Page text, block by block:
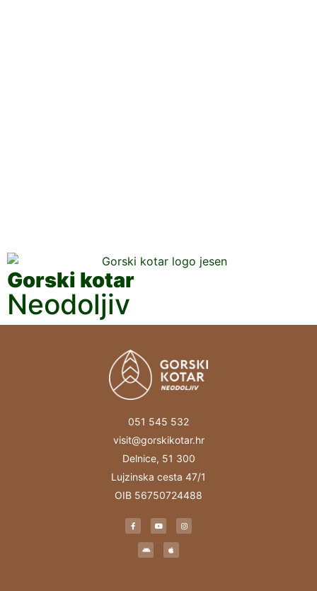
Gorski kotar
Neodoljiv
051 545 532
visit@gorskikotar.hr
Delnice, 51 300
Lujzinska cesta 47/1
OIB 56750724488